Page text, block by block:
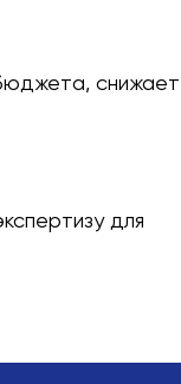
снижает
для